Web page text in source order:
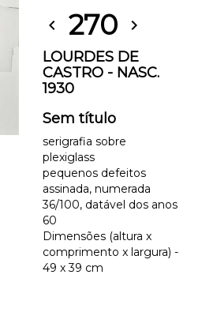
chevron_left 270 chevron_right
LOURDES DE
CASTRO - NASC.
1930
Sem título
serigrafia sobre
plexiglass
pequenos defeitos
assinada, numerada
36/100, datável dos anos
60
Dimensões (altura x
comprimento x largura) -
49 x 39 cm